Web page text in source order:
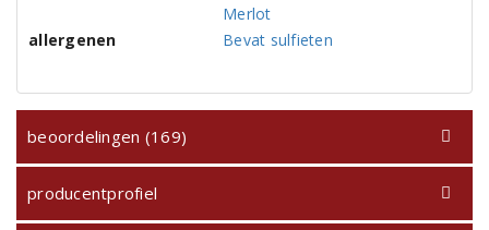
Merlot
allergenen
Bevat sulfieten
beoordelingen (169)
producentprofiel